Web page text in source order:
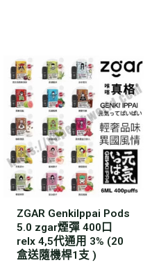
ZGAR GenkiIppai Pods
5.0 zgar煙彈 400口
relx 4,5代通用 3% (20
盒送隨機桿1支 )